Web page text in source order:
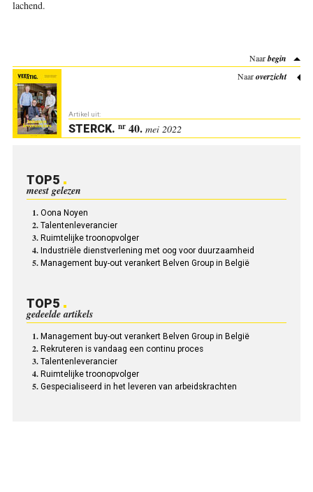
lachend.
Naarbegin
Naaroverzicht
Artikel uit:
STERCK. nr40. mei 2022
TOP5
meest gelezen
Oona Noyen
Talentenleverancier
Ruimtelijke troonopvolger
Industriële dienstverlening met oog voor duurzaamheid
Management buy-out verankert Belven Group in België
TOP5
gedeelde artikels
Management buy-out verankert Belven Group in België
Rekruteren is vandaag een continu proces
Talentenleverancier
Ruimtelijke troonopvolger
Gespecialiseerd in het leveren van arbeidskrachten